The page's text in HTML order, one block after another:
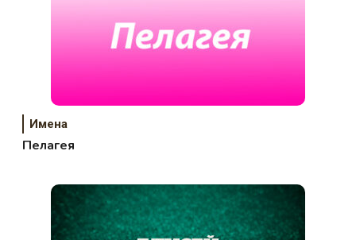
Имена
Пелагея